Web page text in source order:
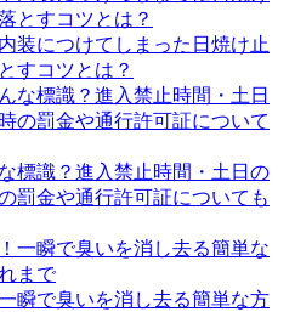
装につけてしまった日焼け止
すコツとは？
標識？進入禁止時間・土日の
罰金や通行許可証についても
瞬で臭いを消し去る簡単な方